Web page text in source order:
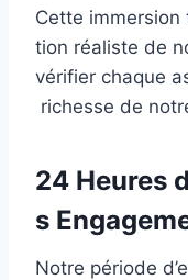
C ette
tion réaliste de
vérifier chaque
richesse de
24 Heures
s
Notre période